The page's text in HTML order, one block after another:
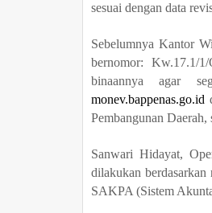
sesuai dengan data
Sebelumnya Kantor
bernomor: Kw.17.1/
binaannya agar
monev.bappenas.go.id
Pembangunan
Sanwari Hidayat,
dilakukan
SAKPA (Sistem